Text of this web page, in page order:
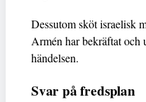
Dessutom sköt israelisk
Armén har bekräftat och
händelsen.
Svar på fredsplan